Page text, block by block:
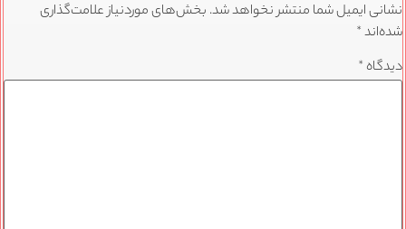
نشانی ایمیل شما منتشر نخواهد شد. بخش‌های موردنیاز علامت‌گذاری
شده‌اند*
دیدگاه *